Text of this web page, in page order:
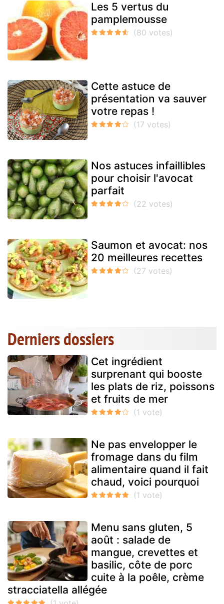
Les 5 vertus du
pamplemousse
Cette astuce de
présentation va sauver
votre repas !
Nos astuces infaillibles
pour choisir l'avocat
parfait
Saumon et avocat: nos
20 meilleures recettes
Derniers dossiers
Cet ingrédient
surprenant qui booste
les plats de riz, poissons
et fruits de mer
Ne pas envelopper le
fromage dans du film
alimentaire quand il fait
chaud, voici pourquoi
Menu sans gluten, 5
août : salade de
mangue, crevettes et
basilic, côte de porc
cuite à la poêle, crème
stracciatella allégée